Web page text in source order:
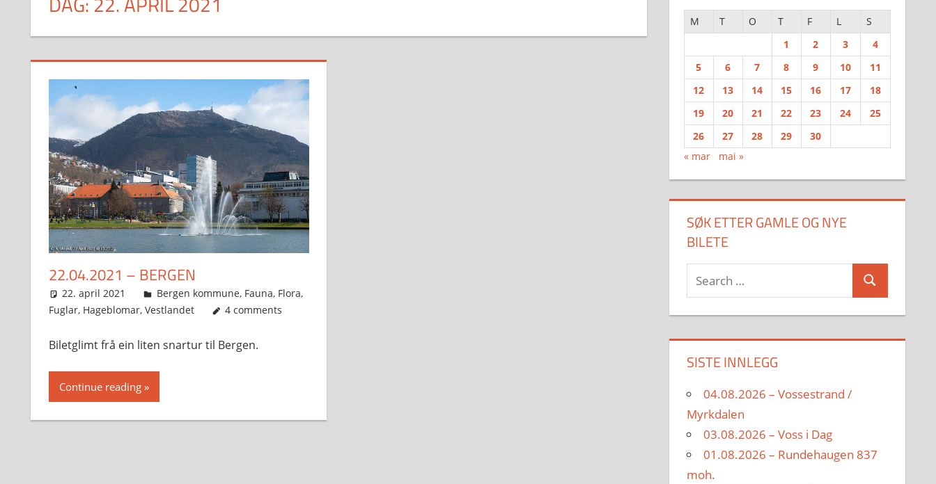
22.04.2021 – BERGEN
22. april 2021 Svein
Bergen kommune, Fauna, Flora,
Fuglar, Hageblomar, Vestlandet 4 comments
Biletglimt frå ein liten snartur til Bergen.
Continue reading
M T O T F L
S
1
2 3
4
5
6 7 8 9 10
11
12
13 14 15 16 17
18
19
20 21 22 23 24
25
26
27 28 29
30
« mar
mai »
SØK ETTER GAMLE OG NYE
BILETE
Search
for:
Search
SISTE INNLEGG
04.08.2026 – Vossestrand /
Myrkdalen
03.08.2026 – Voss i Dag
01.08.2026 – Rundehaugen 837
moh.